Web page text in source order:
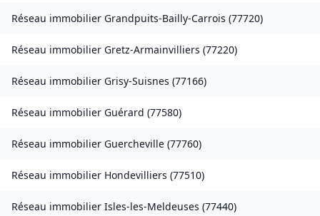
Réseau immobilier Grandpuits-Bailly-Carrois (77720)
Réseau immobilier Gretz-Armainvilliers (77220)
Réseau immobilier Grisy-Suisnes (77166)
Réseau immobilier Guérard (77580)
Réseau immobilier Guercheville (77760)
Réseau immobilier Hondevilliers (77510)
Réseau immobilier Isles-les-Meldeuses (77440)